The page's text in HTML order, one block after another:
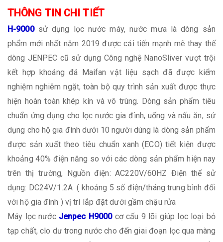
THÔNG TIN CHI TIẾT
H-9000sử dụng lọc nước máy, nước mưa là dòng sản
phẩm mới nhất năm 2019 được cải tiến mạnh mẽ thay thế
dòng JENPEC cũ sử dụng Công nghệ NanoSliver vượt trội
kết hợp khoáng đá Maifan vật liệu sạch đã được kiểm
nghiệm nghiêm ngặt, toàn bộ quy trình sản xuất được thực
hiện hoàn toàn khép kín và vô trùng. Dòng sản phẩm tiêu
chuẩn ứng dụng cho lọc nước gia đình, uống và nấu ăn, sử
dụng cho hộ gia đình dưới 10 người dùng là dòng sản phẩm
được sản xuất theo tiêu chuẩn xanh (ECO) tiết kiện được
khoảng 40% điện năng so với các dòng sản phẩm hiện nay
trên thị trường, Nguồn điện: AC220V/60HZ Điện thế sử
dụng: DC24V/1.2A ( khoảng 5 số điện/tháng trung bình đối
với hộ gia đình ) vị trí lắp đặt dưới gầm chậu rửa
Máy lọc nước Jenpec H9000cơ cấu 9 lõi giúp lọc loại bỏ
tạp chất, clo dư trong nước cho đến giai đoạn lọc qua màng